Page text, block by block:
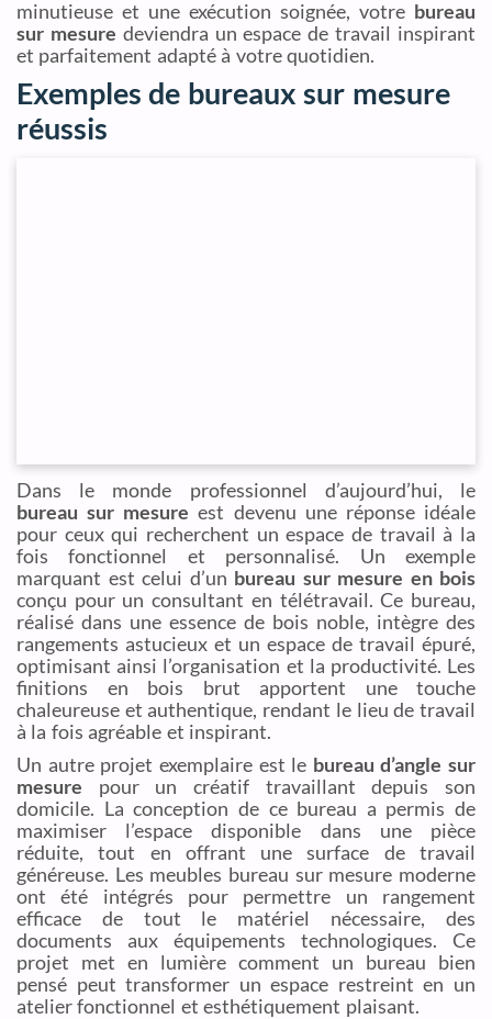
minutieuse et une exécution soignée, votre bureau
sur mesure deviendra un espace de travail inspirant
et parfaitement adapté à votre quotidien.
Exemples de bureaux sur mesure
réussis
Dans le monde professionnel d’aujourd’hui, le
bureau sur mesure est devenu une réponse idéale
pour ceux qui recherchent un espace de travail à la
fois fonctionnel et personnalisé. Un exemple
marquant est celui d’un bureau sur mesure en bois
conçu pour un consultant en télétravail. Ce bureau,
réalisé dans une essence de bois noble, intègre des
rangements astucieux et un espace de travail épuré,
optimisant ainsi l’organisation et la productivité. Les
finitions en bois brut apportent une touche
chaleureuse et authentique, rendant le lieu de travail
à la fois agréable et inspirant.
Un autre projet exemplaire est le bureau d’angle sur
mesure pour un créatif travaillant depuis son
domicile. La conception de ce bureau a permis de
maximiser l’espace disponible dans une pièce
réduite, tout en offrant une surface de travail
généreuse. Les meubles bureau sur mesure moderne
ont été intégrés pour permettre un rangement
efficace de tout le matériel nécessaire, des
documents aux équipements technologiques. Ce
projet met en lumière comment un bureau bien
pensé peut transformer un espace restreint en un
atelier fonctionnel et esthétiquement plaisant.